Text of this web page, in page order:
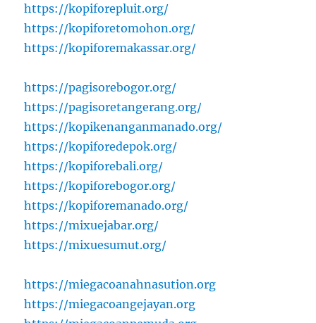
https://kopiforepluit.org/
https://kopiforetomohon.org/
https://kopiforemakassar.org/
https://pagisorebogor.org/
https://pagisoretangerang.org/
https://kopikenanganmanado.org/
https://kopiforedepok.org/
https://kopiforebali.org/
https://kopiforebogor.org/
https://kopiforemanado.org/
https://mixuejabar.org/
https://mixuesumut.org/
https://miegacoanahnasution.org
https://miegacoangejayan.org